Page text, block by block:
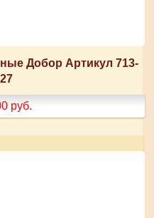
Добор Артикул 713-
руб.